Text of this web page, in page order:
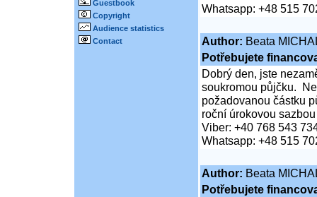
Guestbook
Copyright
Audience statistics
Contact
Whatsapp: +48 515
Author: Beata
Potřebujete
Dobrý den, jste
soukromou půjčku.
požadovanou částku
roční úrokovou
Viber: +40 768 543
Whatsapp: +48 515
Author: Beata
Potřebujete